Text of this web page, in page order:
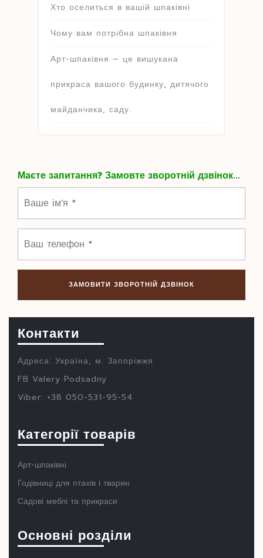
Хто оселиться в вашій шпаківні
Чому вам потрібна шпаківня
Арт-шпаківня – це вишукана
прикраса вашого будинку, дитячого
майданчика, саду.
Маєте запитання? Замовте зворотній дзвінок...
Контакти
Адреса: Україна, м. Запоріжжя
FB Valery Podsadny
Viber: +38 050-531-95-54
Категорії товарів
Арт-шпаківні
Годівниці для птахів і тварин
Садові меблі та прикраси
Основні розділи